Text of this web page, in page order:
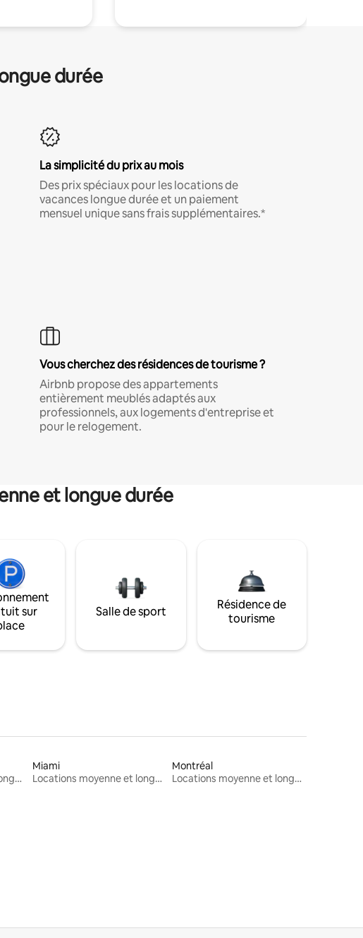
durée
La simplicité du prix au mois
Des prix spéciaux pour les locations de
vacances longue durée et un paiement
mensuel unique sans frais supplémentaires.*
Vous cherchez des résidences de tourisme ?
Airbnb propose des appartements
entièrement meublés adaptés aux
professionnels, aux logements d'entreprise et
pour le relogement.
et longue durée
sur
Salle de sport
Résidence de
tourisme
Locations moyenne et longue durée
Miami
Locations moyenne et longue durée
Montréal
Locations moyenne et longue durée